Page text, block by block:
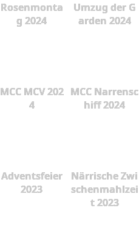
Rosenmonta
g 2024
Umzug der G
arden 2024
MCC MCV 202
4
MCC Narrensc
hiff 2024
Adventsfeier
2023
Närrische Zwi
schenmahlzei
t 2023